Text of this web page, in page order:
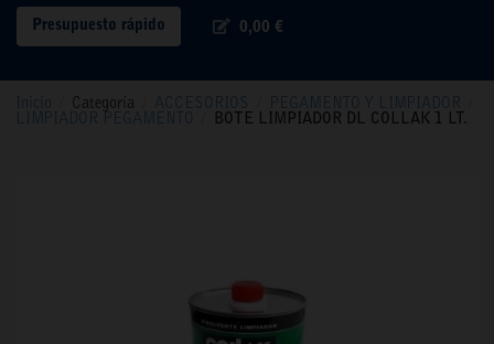
Presupuesto rápido 0,00 €
Inicio Categoría ACCESORIOS PEGAMENTO Y LIMPIADOR
LIMPIADOR PEGAMENTO BOTE LIMPIADOR DL COLLAK 1 LT.